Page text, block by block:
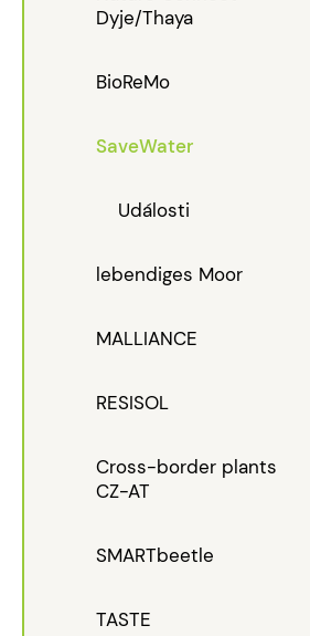
Dyje/Thaya
BioReMo
SaveWater
Události
lebendiges Moor
MALLIANCE
RESISOL
Cross-border plants
CZ-AT
SMARTbeetle
TASTE